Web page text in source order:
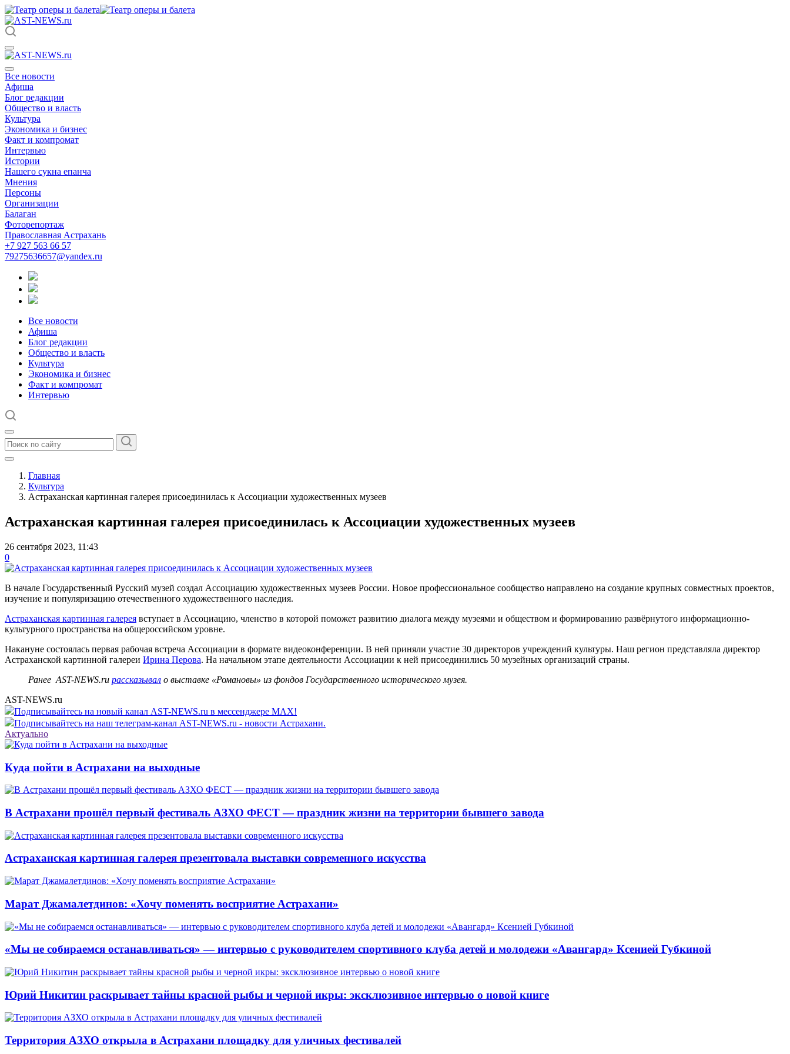
Все новости
Афиша
Блог редакции
Общество и власть
Культура
Экономика и бизнес
Факт и компромат
Интервью
Истории
Нашего сукна епанча
Мнения
Персоны
Организации
Балаган
Фоторепортаж
Православная Астрахань
+7 927 563 66 57
79275636657@yandex.ru
Все новости
Афиша
Блог редакции
Общество и власть
Культура
Экономика и бизнес
Факт и компромат
Интервью
Главная
Культура
Астраханская картинная галерея присоединилась к Ассоциации художественных музеев
Астраханская картинная галерея присоединилась к Ассоциации художественных музеев
26 сентября 2023, 11:43
0
В начале Государственный Русский музей создал Ассоциацию художественных музеев России. Новое профессиональное сообщество направлено на создание крупных совместных проектов,
изучение и популяризацию отечественного художественного наследия.
Астраханская картинная галерея вступает в Ассоциацию, членство в которой поможет развитию диалога между музеями и обществом и формированию развёрнутого информационно-
культурного пространства на общероссийском уровне.
Накануне состоялась первая рабочая встреча Ассоциации в формате видеоконференции. В ней приняли участие 30 директоров учреждений культуры. Наш регион представляла директор
Астраханской картинной галереи Ирина Перова. На начальном этапе деятельности Ассоциации к ней присоединились 50 музейных организаций страны.
Ранее AST-NEWS.ru рассказывал о выставке «Романовы» из фондов Государственного исторического музея.
AST-NEWS.ru
Подписывайтесь на новый канал AST-NEWS.ru в мессенджере MAX!
Подписывайтесь на наш телеграм-канал AST-NEWS.ru - новости Астрахани.
Актуально
Куда пойти в Астрахани на выходные
В Астрахани прошёл первый фестиваль АЗХО ФЕСТ — праздник жизни на территории бывшего завода
Астраханская картинная галерея презентовала выставки современного искусства
Марат Джамалетдинов: «Хочу поменять восприятие Астрахани»
«Мы не собираемся останавливаться» — интервью с руководителем спортивного клуба детей и молодежи «Авангард» Ксенией Губкиной
Юрий Никитин раскрывает тайны красной рыбы и черной икры: эксклюзивное интервью о новой книге
Территория АЗХО открыла в Астрахани площадку для уличных фестивалей